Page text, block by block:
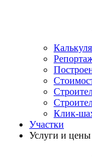
Клик-
Участки
Услуги и цены